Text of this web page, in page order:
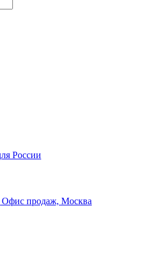
России
Офис продаж, Москва